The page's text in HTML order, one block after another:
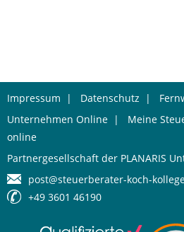
Impressum | Datenschutz |
Unternehmen Online | Meine
online
Partnergesellschaft der PLANARIS
post@steuerberater-koch-
+49 3601 46190